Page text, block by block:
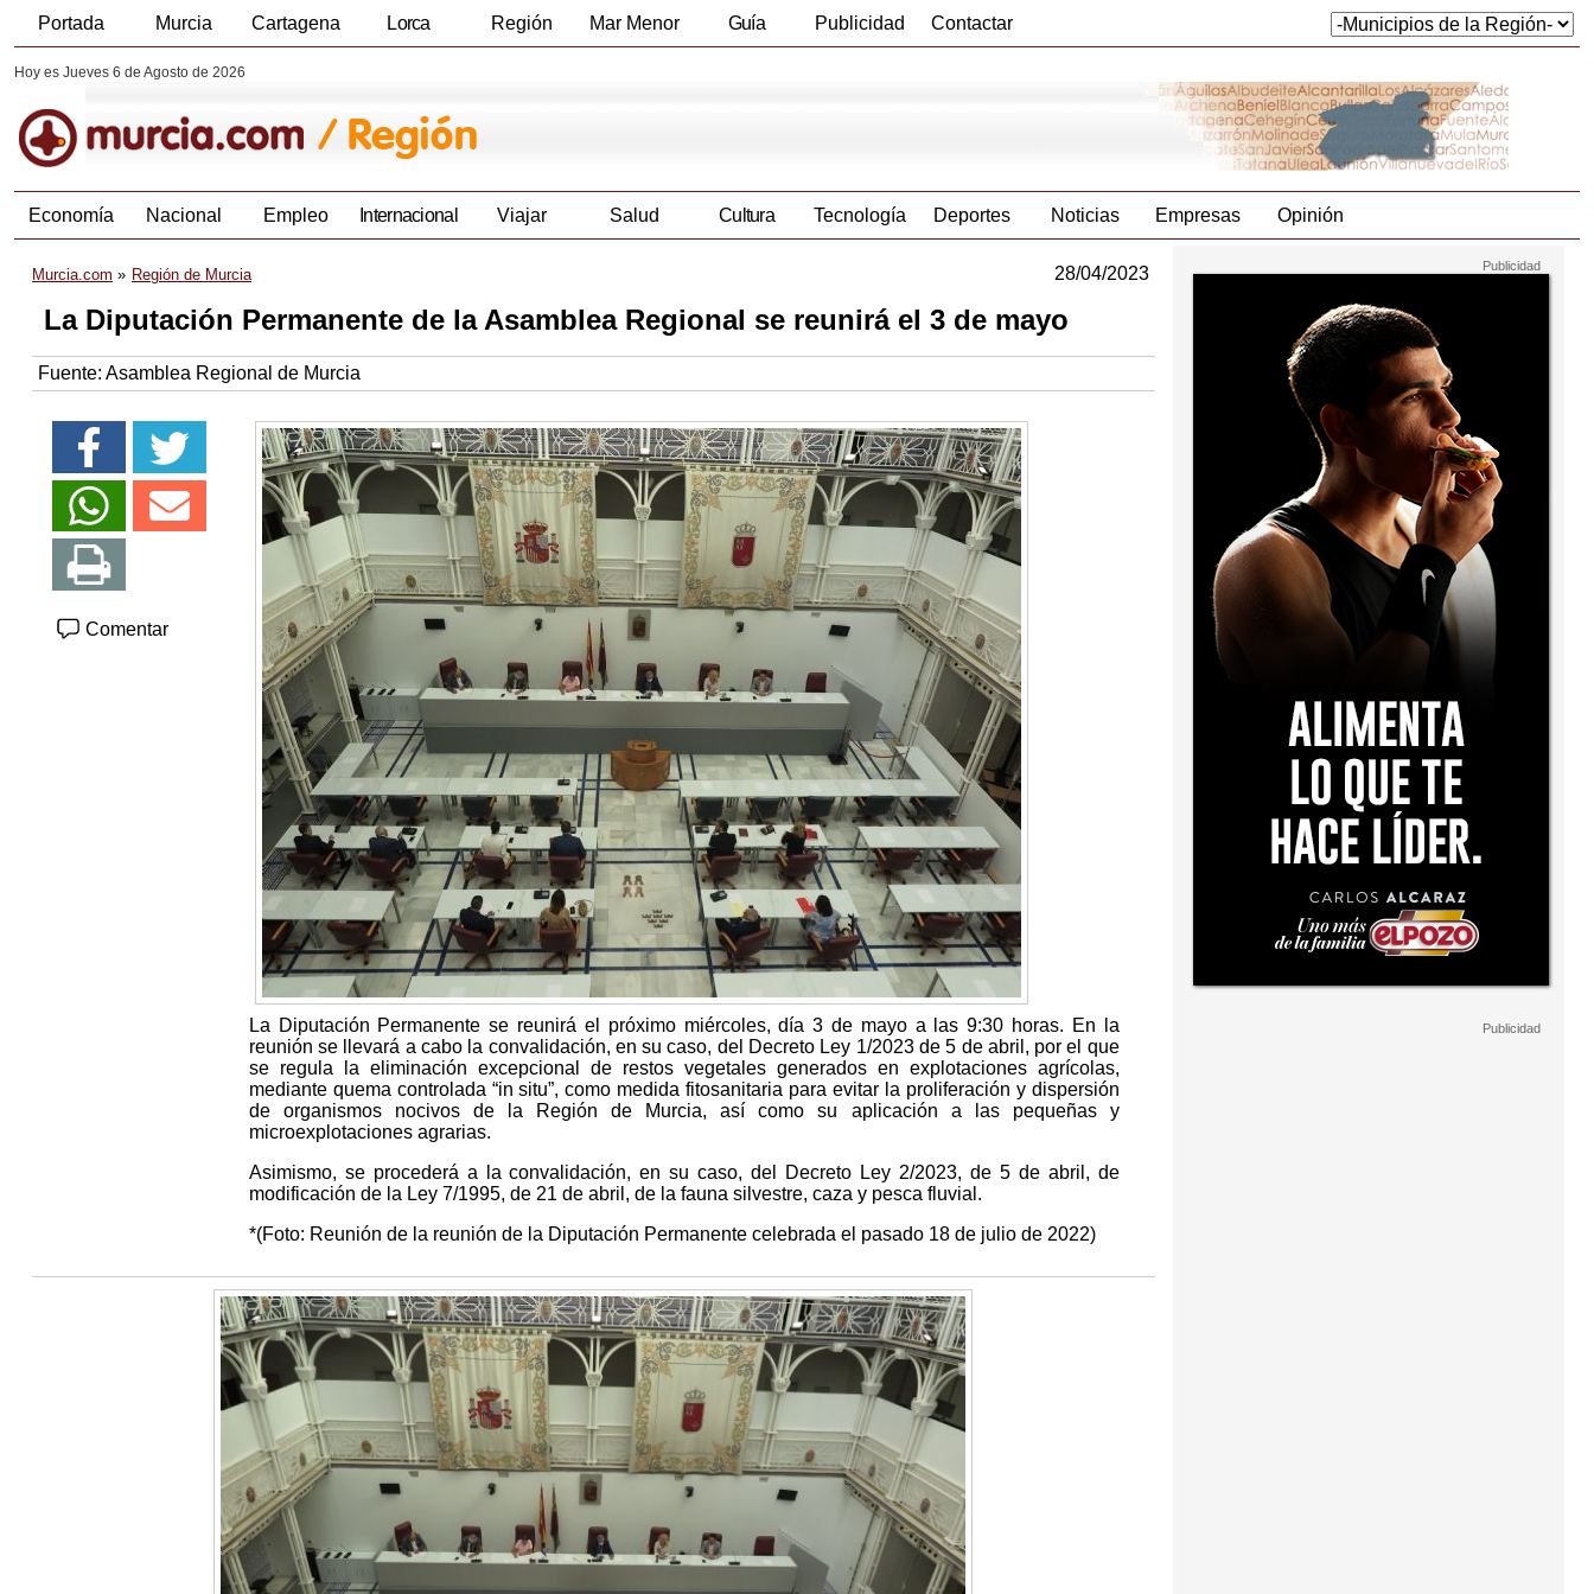
Portada Murcia Cartagena Lorca Región Mar Menor Guía Publicidad Contactar
Hoy es Jueves 6 de Agosto de 2026
Economía Nacional Empleo Internacional Viajar Salud Cultura Tecnología Deportes Noticias Empresas Opinión
Murcia.com Región de Murcia 28/04/2023
La Diputación Permanente de la Asamblea Regional se reunirá el 3 de mayo
Fuente: Asamblea Regional de Murcia
Comentar
La Diputación Permanente se reunirá el próximo miércoles, día 3 de mayo a las 9:30 horas. En la
reunión se llevará a cabo la convalidación, en su caso, del Decreto Ley 1/2023 de 5 de abril, por el que
se regula la eliminación excepcional de restos vegetales generados en explotaciones agrícolas,
mediante quema controlada “in situ”, como medida fitosanitaria para evitar la proliferación y dispersión
de organismos nocivos de la Región de Murcia, así como su aplicación a las pequeñas y
microexplotaciones agrarias.
Asimismo, se procederá a la convalidación, en su caso, del Decreto Ley 2/2023, de 5 de abril, de
modificación de la Ley 7/1995, de 21 de abril, de la fauna silvestre, caza y pesca fluvial.
*(Foto: Reunión de la reunión de la Diputación Permanente celebrada el pasado 18 de julio de 2022)